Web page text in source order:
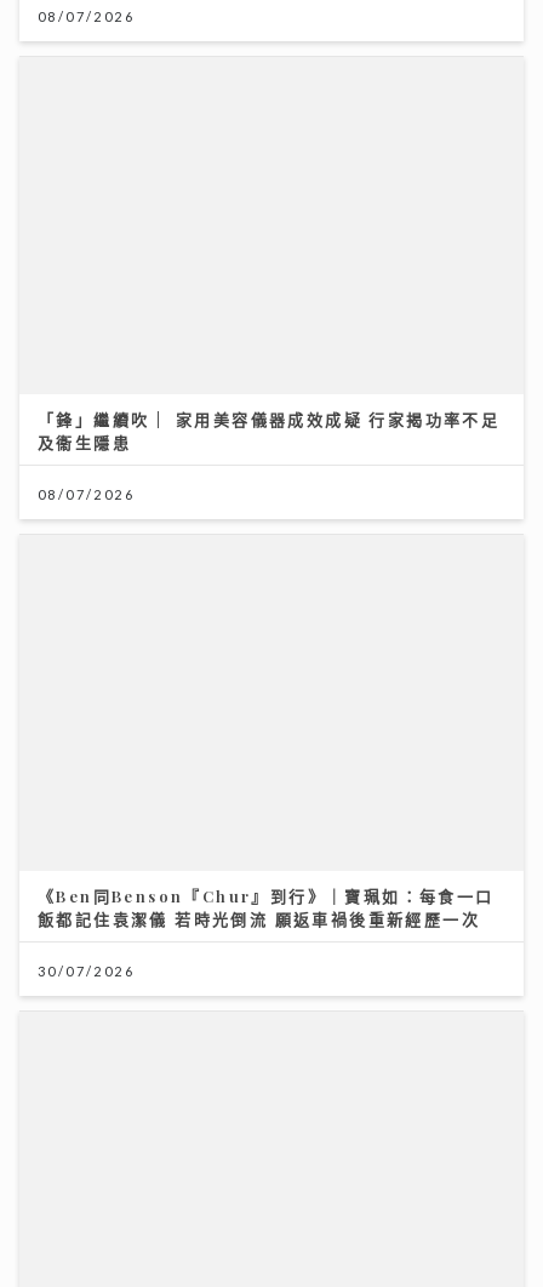
08/07/2026
「鋒」繼續吹 | 家用美容儀器成效成疑 行家揭功率不足
及衞生隱患
08/07/2026
《Ben同Benson『Chur』到行》｜寶珮如：每食一口
飯都記住袁潔儀 若時光倒流 願返車禍後重新經歷一次
30/07/2026